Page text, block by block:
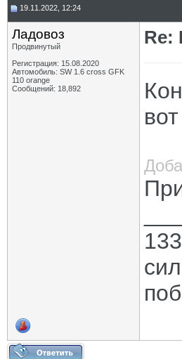
19.11.2022, 12:24
Ладовоз
Продвинутый
Регистрация: 15.08.2020
Автомобиль: SW 1.6 cross GFK
110 orange
Сообщений: 18,892
Re: